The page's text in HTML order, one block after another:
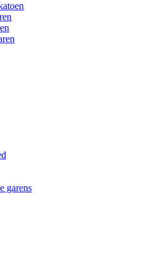
garens